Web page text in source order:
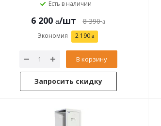
Есть в наличии
6 200 /шт 8 390
Экономия 2 190
В корзину
Запросить скидку